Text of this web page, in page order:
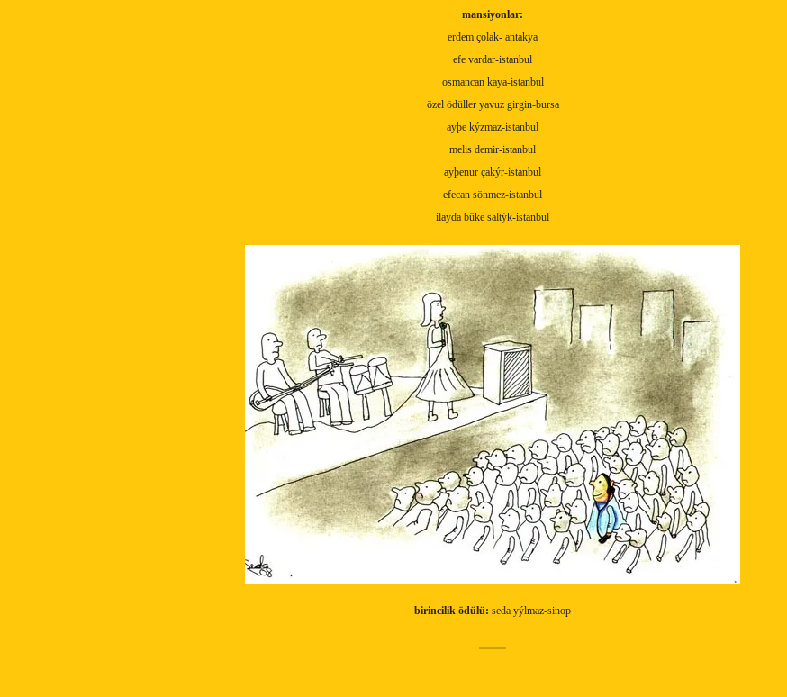
mansiyonlar:
erdem çolak- antakya
efe vardar-istanbul
osmancan kaya-istanbul
özel ödüller yavuz girgin-bursa
ayþe kýzmaz-istanbul
melis demir-istanbul
ayþenur çakýr-istanbul
efecan sönmez-istanbul
ilayda büke saltýk-istanbul
birincilik ödülü: seda yýlmaz-sinop